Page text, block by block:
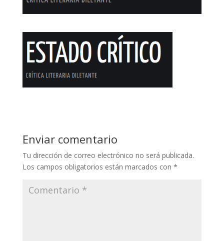
Enviar comentario
Tu dirección de correo electrónico no será publicada.
Los campos obligatorios están marcados con *